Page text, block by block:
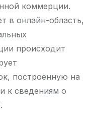
коммерции.
в онлайн-область,
происходит
построенную на
к сведениям о